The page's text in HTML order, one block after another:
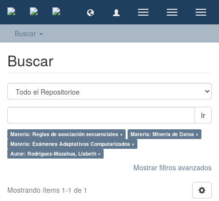
Cambiar
navegación
Cambiar
navegación
Buscar
Buscar
Ir
Materia: Reglas de asociación secuenciales ×
Materia: Minería de Datos ×
Materia: Exámenes Adaptativos Computarizados ×
Autor: Rodríguez-Mazahua, Lisbeth ×
Mostrar filtros avanzados
Mostrando ítems 1-1 de 1